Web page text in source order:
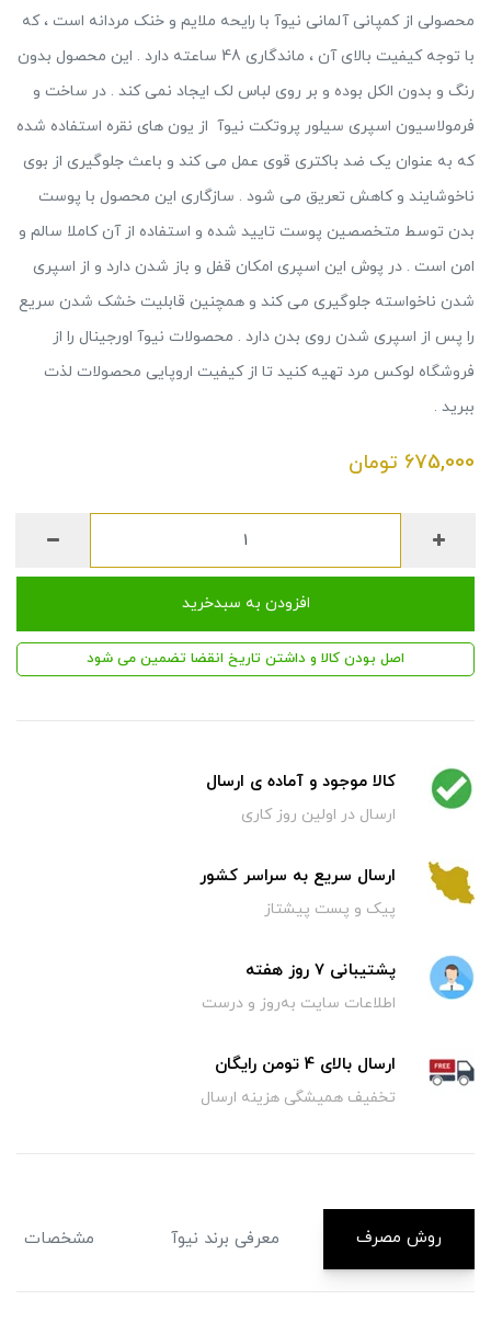
محصولی از کمپانی آلمانی نیوآ با رایحه ملایم و خنک مردانه است ، که
با توجه کیفیت بالای آن ، ماندگاری 48 ساعته دارد . این محصول بدون
رنگ و بدون الکل بوده و بر روی لباس لک ایجاد نمی کند . در ساخت و
فرمولاسیون اسپری سیلور پروتکت نیوآ از یون های نقره استفاده شده
که به عنوان یک ضد باکتری قوی عمل می کند و باعث جلوگیری از بوی
ناخوشایند و کاهش تعریق می شود . سازگاری این محصول با پوست
بدن توسط متخصصین پوست تایید شده و استفاده از آن کاملا سالم و
امن است . در پوش این اسپری امکان قفل و باز شدن دارد و از اسپری
شدن ناخواسته جلوگیری می کند و همچنین قابلیت خشک شدن سریع
را پس از اسپری شدن روی بدن دارد . محصولات نیوآ اورجینال را از
فروشگاه لوکس مرد تهیه کنید تا از کیفیت اروپایی محصولات لذت
ببرید .
675,000 تومان
افزودن به سبدخرید
اصل بودن کالا و داشتن تاریخ انقضا تضمین می شود
کالا موجود و آماده ی ارسال
ارسال در اولین روز کاری
ارسال سریع به سراسر کشور
پیک و پست پیشتاز
پشتیبانی 7 روز هفته
اطلاعات سایت به‌روز و درست
ارسال بالای 4 تومن رایگان
تخفیف همیشگی هزینه ارسال
روش مصرف معرفی برند نیوآ مشخصات